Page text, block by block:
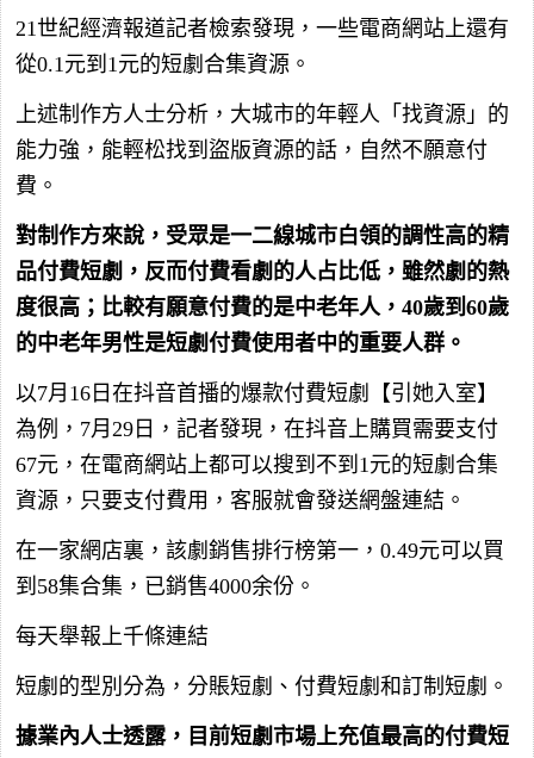
21世紀經濟報道記者檢索發現，一些電商網站上還有
從0.1元到1元的短劇合集資源。
上述制作方人士分析，大城市的年輕人「找資源」的
能力強，能輕松找到盜版資源的話，自然不願意付
費。
對制作方來說，受眾是一二線城市白領的調性高的精
品付費短劇，反而付費看劇的人占比低，雖然劇的熱
度很高；比較有願意付費的是中老年人，40歲到60歲
的中老年男性是短劇付費使用者中的重要人群。
以7月16日在抖音首播的爆款付費短劇【引她入室】
為例，7月29日，記者發現，在抖音上購買需要支付
67元，在電商網站上都可以搜到不到1元的短劇合集
資源，只要支付費用，客服就會發送網盤連結。
在一家網店裏，該劇銷售排行榜第一，0.49元可以買
到58集合集，已銷售4000余份。
每天舉報上千條連結
短劇的型別分為，分賬短劇、付費短劇和訂制短劇。
據業內人士透露，目前短劇市場上充值最高的付費短